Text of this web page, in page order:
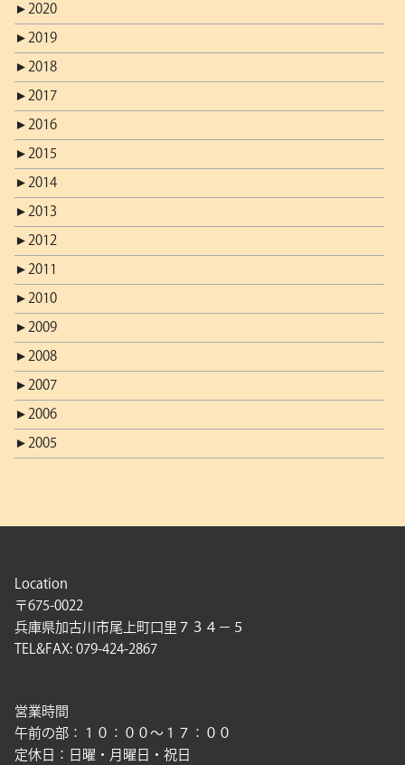
► 2020
► 2019
► 2018
► 2017
► 2016
► 2015
► 2014
► 2013
► 2012
► 2011
► 2010
► 2009
► 2008
► 2007
► 2006
► 2005
Location
〒675-0022
兵庫県加古川市尾上町口里７３４－５
TEL&FAX: 079-424-2867
営業時間
午前の部：１０：００〜１７：００
定休日：日曜・月曜日・祝日